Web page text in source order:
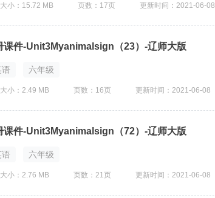
大小：15.72 MB 页数：17页 更新时间：2021-06-08
课件-Unit3Myanimalsign（23）-辽师大版
语 六年级
大小：2.49 MB 页数：16页 更新时间：2021-06-08
课件-Unit3Myanimalsign（72）-辽师大版
语 六年级
大小：2.76 MB 页数：21页 更新时间：2021-06-08